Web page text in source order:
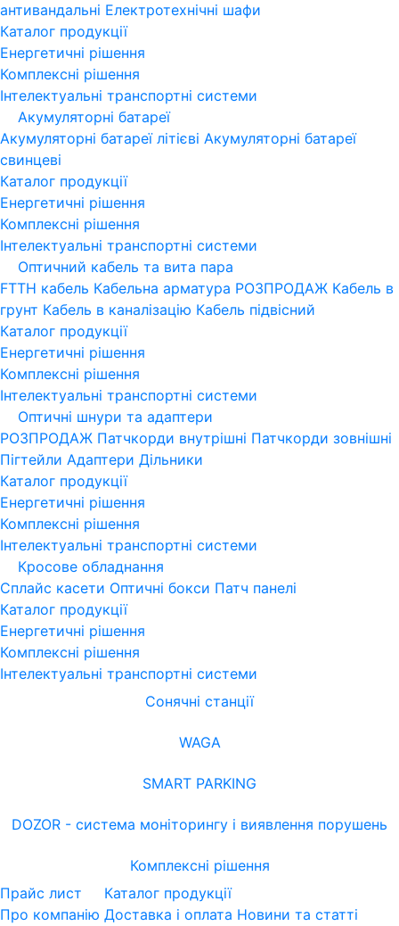
антивандальні Електротехнічні шафи
Каталог продукції
Енергетичні рішення
Комплексні рішення
Інтелектуальні транспортні системи
Акумуляторні батареї
Акумуляторні батареї літієві Акумуляторні батареї
свинцеві
Каталог продукції
Енергетичні рішення
Комплексні рішення
Інтелектуальні транспортні системи
Оптичний кабель та вита пара
FTTH кабель Кабельна арматура РОЗПРОДАЖ Кабель в
грунт Кабель в каналізацію Кабель підвісний
Каталог продукції
Енергетичні рішення
Комплексні рішення
Інтелектуальні транспортні системи
Оптичні шнури та адаптери
РОЗПРОДАЖ Патчкорди внутрішні Патчкорди зовнішні
Пігтейли Адаптери Дільники
Каталог продукції
Енергетичні рішення
Комплексні рішення
Інтелектуальні транспортні системи
Кросове обладнання
Сплайс касети Оптичні бокси Патч панелі
Каталог продукції
Енергетичні рішення
Комплексні рішення
Інтелектуальні транспортні системи
Сонячні станції
WAGA
SMART PARKING
DOZOR - система моніторингу і виявлення порушень
Комплексні рішення
Прайс лист
Каталог продукції
Про компанію Доставка і оплата Новини та статті